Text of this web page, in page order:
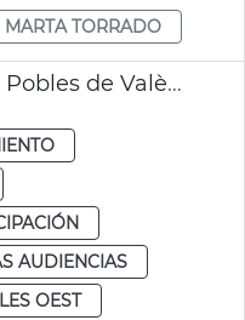
MARTA TORRADO
Guía buenas prácticas Pobles de València
AUDIENCIAS
OEST